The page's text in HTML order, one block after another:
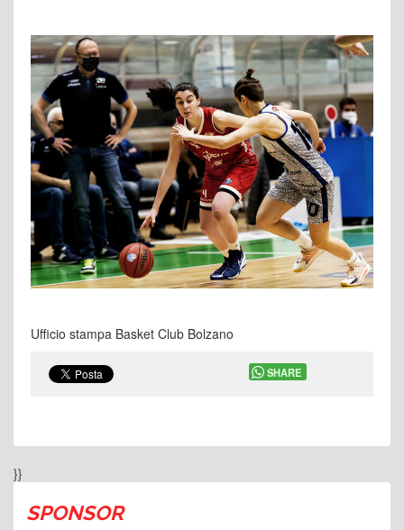
}}
SPONSOR
Ufficio stampa Basket Club Bolzano
SHARE